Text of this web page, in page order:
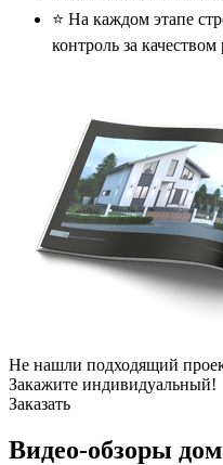
⭐️ На каждом этапе
контроль за качеством
Не нашли подходящий
Закажите индивидуальный!
Заказать
Видео-обзоры